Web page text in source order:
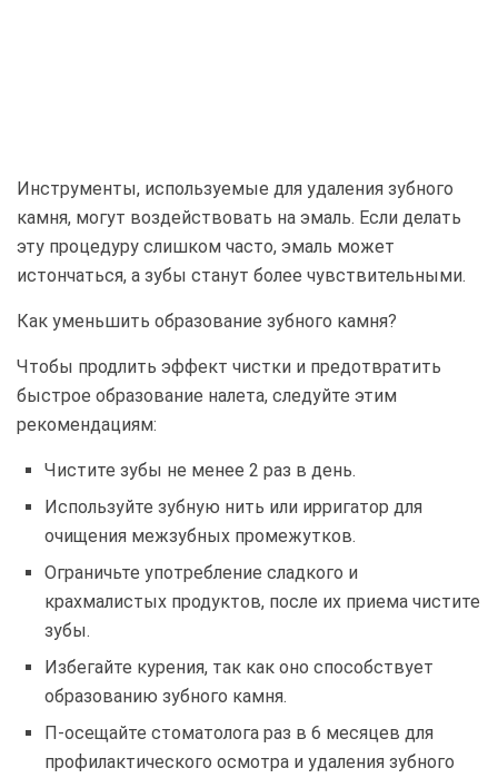
Инструменты, используемые для удаления зубного
камня, могут воздействовать на эмаль. Если делать
эту процедуру слишком часто, эмаль может
истончаться, а зубы станут более чувствительными.
Как уменьшить образование зубного камня?
Чтобы продлить эффект чистки и предотвратить
быстрое образование налета, следуйте этим
рекомендациям:
Чистите зубы не менее 2 раз в день.
Используйте зубную нить или ирригатор для
очищения межзубных промежутков.
Ограничьте употребление сладкого и
крахмалистых продуктов, после их приема чистите
зубы.
Избегайте курения, так как оно способствует
образованию зубного камня.
П-осещайте стоматолога раз в 6 месяцев для
профилактического осмотра и удаления зубного